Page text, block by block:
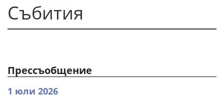
Събития
Прессъобщение
1 юли 2026